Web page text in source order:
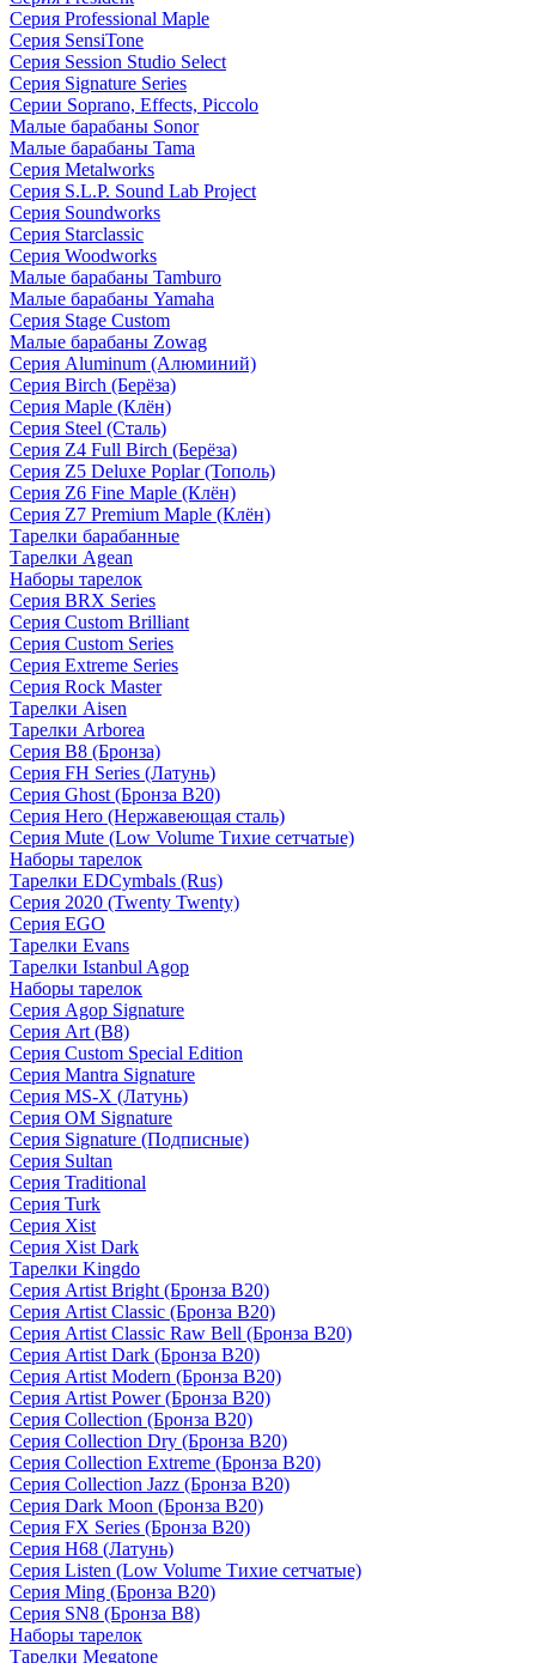
Серия Professional Maple
Серия SensiTone
Серия Session Studio Select
Серия Signature Series
Серии Soprano, Effects, Piccolo
Малые барабаны Sonor
Малые барабаны Tama
Серия Metalworks
Серия S.L.P. Sound Lab Project
Серия Soundworks
Серия Starclassic
Серия Woodworks
Малые барабаны Tamburo
Малые барабаны Yamaha
Серия Stage Custom
Малые барабаны Zowag
Серия Aluminum (Алюминий)
Серия Birch (Берёза)
Серия Maple (Клён)
Серия Steel (Сталь)
Серия Z4 Full Birch (Берёза)
Серия Z5 Deluxe Poplar (Тополь)
Серия Z6 Fine Maple (Клён)
Серия Z7 Premium Maple (Клён)
Тарелки барабанные
Тарелки Agean
Наборы тарелок
Серия BRX Series
Серия Custom Brilliant
Серия Custom Series
Серия Extreme Series
Серия Rock Master
Тарелки Aisen
Тарелки Arborea
Серия B8 (Бронза)
Серия FH Series (Латунь)
Серия Ghost (Бронза B20)
Серия Hero (Нержавеющая сталь)
Серия Mute (Low Volume Тихие сетчатые)
Наборы тарелок
Тарелки EDCymbals (Rus)
Серия 2020 (Twenty Twenty)
Серия EGO
Тарелки Evans
Тарелки Istanbul Agop
Наборы тарелок
Серия Agop Signature
Серия Art (B8)
Серия Custom Special Edition
Серия Mantra Signature
Серия MS-X (Латунь)
Серия OM Signature
Серия Signature (Подписные)
Серия Sultan
Серия Traditional
Серия Turk
Серия Xist
Серия Xist Dark
Тарелки Kingdo
Серия Artist Bright (Бронза B20)
Серия Artist Classic (Бронза B20)
Серия Artist Classic Raw Bell (Бронза B20)
Серия Artist Dark (Бронза B20)
Серия Artist Modern (Бронза B20)
Серия Artist Power (Бронза B20)
Серия Collection (Бронза B20)
Серия Collection Dry (Бронза B20)
Серия Collection Extreme (Бронза B20)
Серия Collection Jazz (Бронза B20)
Серия Dark Moon (Бронза B20)
Серия FX Series (Бронза B20)
Серия H68 (Латунь)
Серия Listen (Low Volume Тихие сетчатые)
Серия Ming (Бронза B20)
Серия SN8 (Бронза B8)
Наборы тарелок
Тарелки Megatone